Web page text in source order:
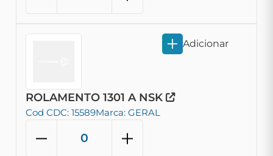
ROLAMENTO 1301 A NSK
Cod CDC: 15589Marca: GERAL
Adicionar